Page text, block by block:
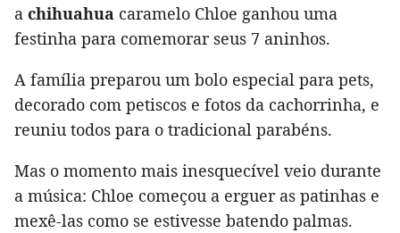
a chihuahua caramelo Chloe ganhou uma
festinha para comemorar seus 7 aninhos.
A família preparou um bolo especial para pets,
decorado com petiscos e fotos da cachorrinha, e
reuniu todos para o tradicional parabéns.
Mas o momento mais inesquecível veio durante
a música: Chloe começou a erguer as patinhas e
mexê-las como se estivesse batendo palmas.